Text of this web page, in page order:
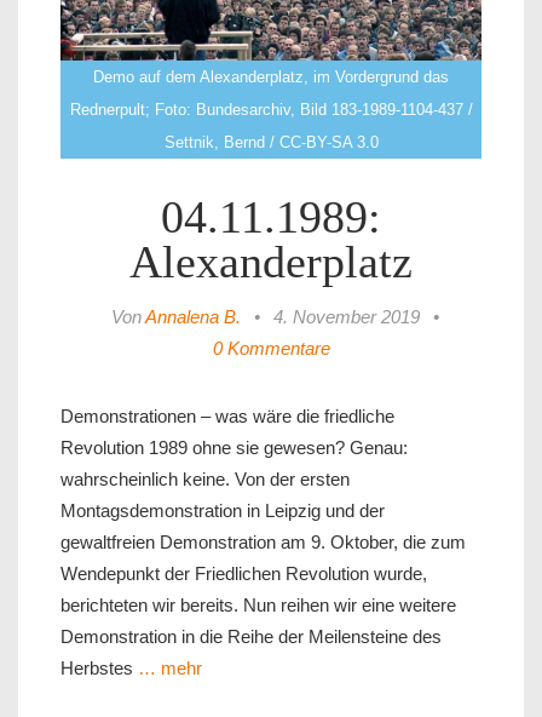
Demo auf dem Alexanderplatz, im Vordergrund das
Rednerpult; Foto: Bundesarchiv, Bild 183-1989-1104-437 /
Settnik, Bernd / CC-BY-SA 3.0
04.11.1989:
Alexanderplatz
VonAnnalena B. • 4. November 2019
•
0 Kommentare
Demonstrationen – was wäre die friedliche
Revolution 1989 ohne sie gewesen? Genau:
wahrscheinlich keine. Von der ersten
Montagsdemonstration in Leipzig und der
gewaltfreien Demonstration am 9. Oktober, die zum
Wendepunkt der Friedlichen Revolution wurde,
berichteten wir bereits. Nun reihen wir eine weitere
Demonstration in die Reihe der Meilensteine des
Herbstes … mehr